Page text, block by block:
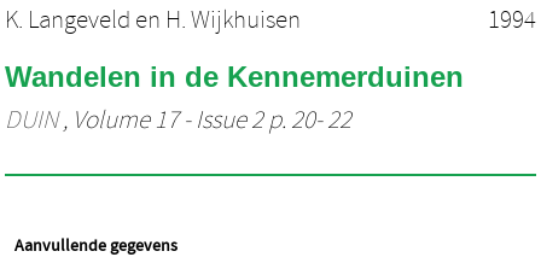
K. Langeveld en H. Wijkhuisen 1994
Wandelen in de Kennemerduinen
DUIN, Volume 17 - Issue 2 p. 20- 22
Aanvullende gegevens